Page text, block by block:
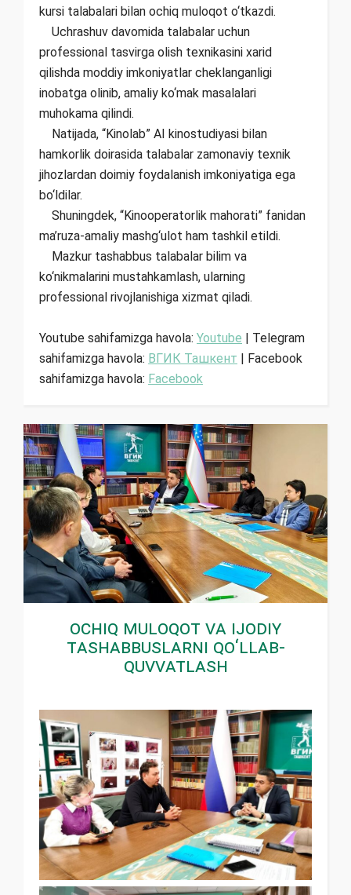
kursi talabalari bilan ochiq muloqot o‘tkazdi.
Uchrashuv davomida talabalar uchun
professional tasvirga olish texnikasini xarid
qilishda moddiy imkoniyatlar cheklanganligi
inobatga olinib, amaliy ko‘mak masalalari
muhokama qilindi.
Natijada, “Kinolab” AI kinostudiyasi bilan
hamkorlik doirasida talabalar zamonaviy texnik
jihozlardan doimiy foydalanish imkoniyatiga ega
bo‘ldilar.
Shuningdek, “Kinooperatorlik mahorati” fanidan
ma’ruza-amaliy mashg‘ulot ham tashkil etildi.
Mazkur tashabbus talabalar bilim va
ko‘nikmalarini mustahkamlash, ularning
professional rivojlanishiga xizmat qiladi.
Youtube sahifamizga havola: Youtube | Telegram
sahifamizga havola: ВГИК Ташкент | Facebook
sahifamizga havola: Facebook
Ochiq muloqot va ijodiy
tashabbuslarni qo‘llab-
quvvatlash